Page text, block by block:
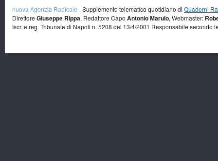
nuova Agenzia Radicale - Supplemento telematico quotidiano di Quaderni
Direttore Giuseppe Rippa, Redattore Capo Antonio Marulo, Webmaster:
Iscr. e reg. Tribunale di Napoli n. 5208 del 13/4/2001 Responsabile secondo